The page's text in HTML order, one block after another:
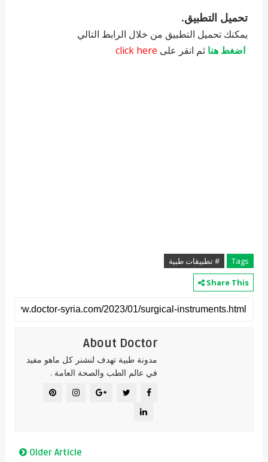
تحميل التطبيق.
يمكنك تحميل التطبيق من خلال الرابط التالي
اضغط هنا ثم انقر على click here
Tags
# تطبيقات طبية
Share This
About Doctor
مدونة طبية تهدف لنشنر كل ماهو مفيد
في عالم الطب والصحة العامة .
Older Article